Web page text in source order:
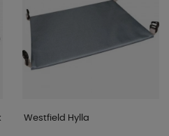
Westfield Hylla